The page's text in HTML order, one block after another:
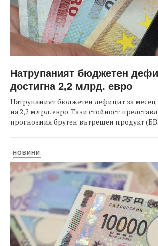
Натрупаният бюджетен
достигна 2,2 млрд. евро
Натрупаният бюджетен дефицит за
на 2,2 млрд. евро. Тази стойност
прогнозния брутен вътрешен продукт
НОВИНИ